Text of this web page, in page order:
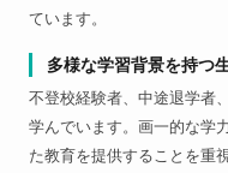
ています。
多様な学習背景を持つ
不登校経験者、中途退学者
学んでいます。画一的な学
た教育を提供することを重